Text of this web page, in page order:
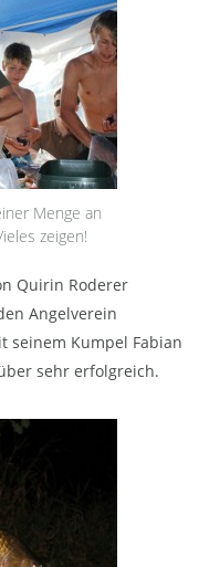
Menge an
zeigen!
Quirin Roderer
Angelverein
seinem Kumpel Fabian
sehr erfolgreich.